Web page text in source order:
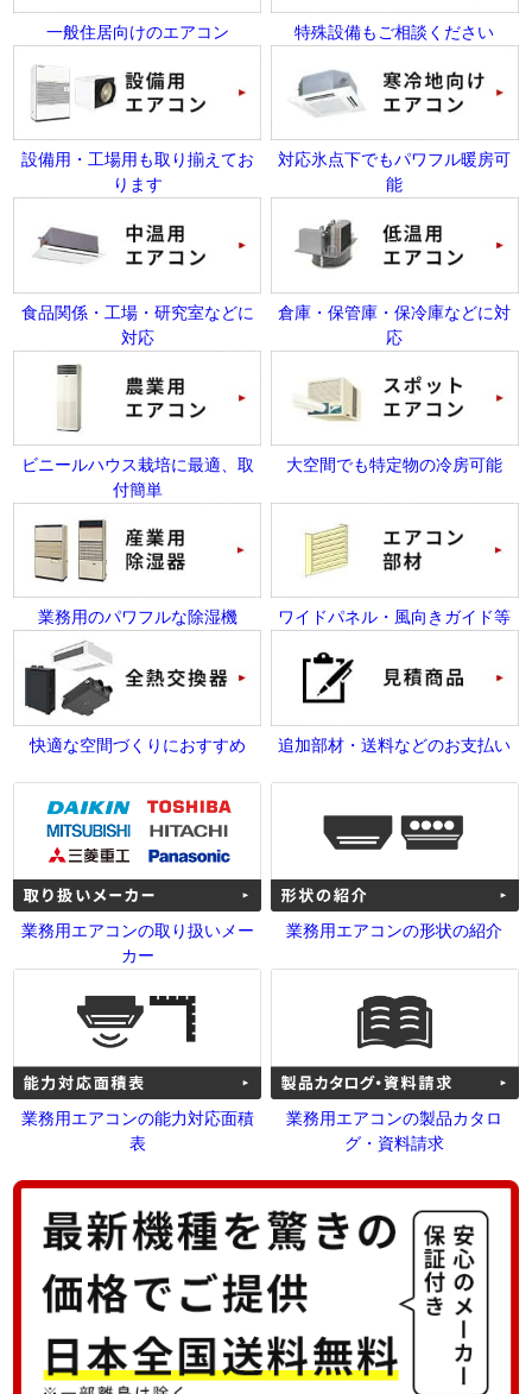
一般住居向けのエアコン 特殊設備もご相談ください
設備用・工場用も取り揃えてお
ります
対応氷点下でもパワフル暖房可
能
食品関係・工場・研究室などに
対応
倉庫・保管庫・保冷庫などに対
応
ビニールハウス栽培に最適、取
付簡単
大空間でも特定物の冷房可能
業務用のパワフルな除湿機 ワイドパネル・風向きガイド等
快適な空間づくりにおすすめ 追加部材・送料などのお支払い
業務用エアコンの取り扱いメー
カー
業務用エアコンの形状の紹介
業務用エアコンの能力対応面積
表
業務用エアコンの製品カタロ
グ・資料請求